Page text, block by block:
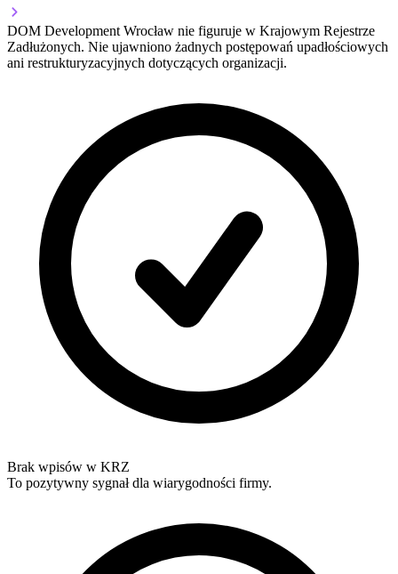
DOM Development Wrocław nie figuruje w Krajowym Rejestrze
Zadłużonych. Nie ujawniono żadnych postępowań upadłościowych
ani restrukturyzacyjnych dotyczących organizacji.
Brak wpisów w KRZ
To pozytywny sygnał dla wiarygodności firmy.